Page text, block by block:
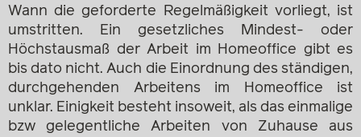
Wann die geforderte Regelmäßigkeit vorliegt, ist
umstritten. Ein gesetzliches Mindest- oder
Höchstausmaß der Arbeit im Homeoffice gibt es
bis dato nicht. Auch die Einordnung des ständigen,
durchgehenden Arbeitens im Homeoffice ist
unklar. Einigkeit besteht insoweit, als das einmalige
bzw gelegentliche Arbeiten von Zuhause aus